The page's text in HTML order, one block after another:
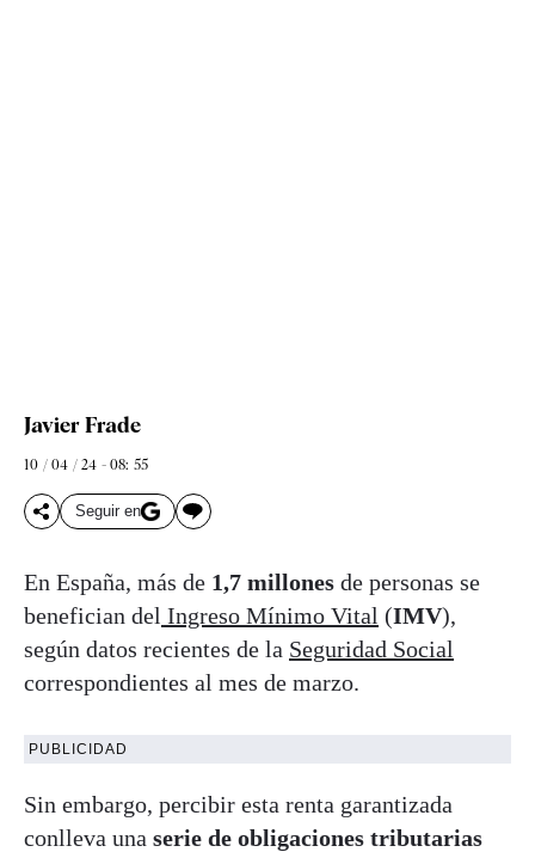
Javier Frade
10 / 04 / 24 - 08: 55
Seguir en
En España, más de 1,7 millones de personas se
benefician del Ingreso Mínimo Vital (IMV),
según datos recientes de la Seguridad Social
correspondientes al mes de marzo.
PUBLICIDAD
Sin embargo, percibir esta renta garantizada
conlleva una serie de obligaciones tributarias